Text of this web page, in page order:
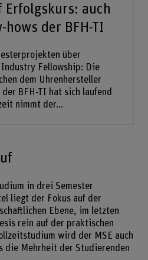
Erfolgskurs: auch
hows der BFH-TI
über
Industry Fellowship: Die
dem Uhrenhersteller
BFH-TI hat sich laufend
nimmt der...
in drei Semester
liegt der Fokus auf der
Ebene, im letzten
rein auf der praktischen
wird der MSE auch
die Mehrheit der Studierenden